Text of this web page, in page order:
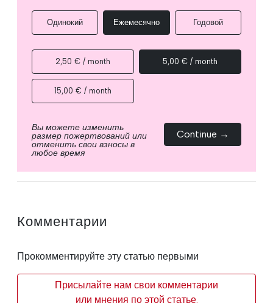
Одинокий Ежемесячно Годовой
2,50 € / month 5,00 € / month
15,00 € / month
Вы можете изменить
размер пожертвований или
отменить свои взносы в
любое время
Continue →
Комментарии
Прокомментируйте эту статью первыми
Присылайте нам свои комментарии
или мнения по этой статье.